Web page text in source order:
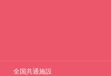
全国共通施設